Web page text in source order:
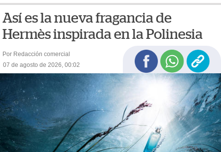
Así es la nueva fragancia de
Hermès inspirada en la Polinesia
Por Redacción comercial
07 de agosto de 2026, 00:02